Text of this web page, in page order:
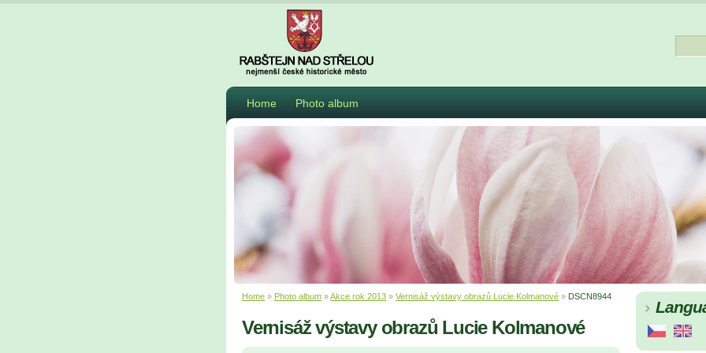
Home Photo album
Home » Photo album »Akce rok 2013 » Vernisáž výstavy obrazů Lucie Kolmanové » DSCN8944
Vernisáž výstavy obrazů Lucie Kolmanové